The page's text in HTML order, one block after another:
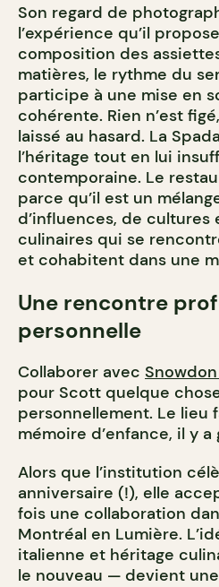
Son regard de
l’expérience qu’il
composition des
matières, le rythme du
participe à une mise en
cohérente. Rien n’est
laissé au hasard. La
l’héritage tout en lui
contemporaine. Le
parce qu’il est un
d’influences, de cultures
culinaires qui se
et cohabitent dans une
Une rencontre
personnelle
Collaborer avec
pour Scott quelque
personnellement. Le lieu
mémoire d’enfance, il y a
Alors que l’institution
anniversaire (!), elle
fois une collaboration
Montréal en Lumière.
italienne et héritage
le nouveau — devient